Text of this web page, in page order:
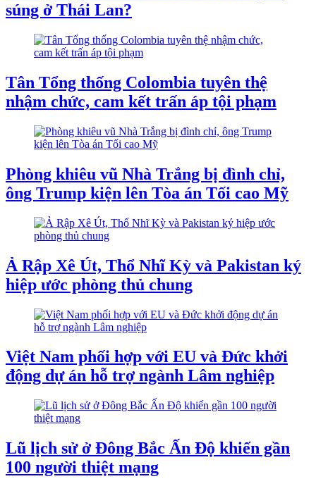
súng ở Thái Lan?
Tân Tổng thống Colombia tuyên thệ
nhậm chức, cam kết trấn áp tội phạm
Phòng khiêu vũ Nhà Trắng bị đình chỉ,
ông Trump kiện lên Tòa án Tối cao Mỹ
Ả Rập Xê Út, Thổ Nhĩ Kỳ và Pakistan ký
hiệp ước phòng thủ chung
Việt Nam phối hợp với EU và Đức khởi
động dự án hỗ trợ ngành Lâm nghiệp
Lũ lịch sử ở Đông Bắc Ấn Độ khiến gần
100 người thiệt mạng